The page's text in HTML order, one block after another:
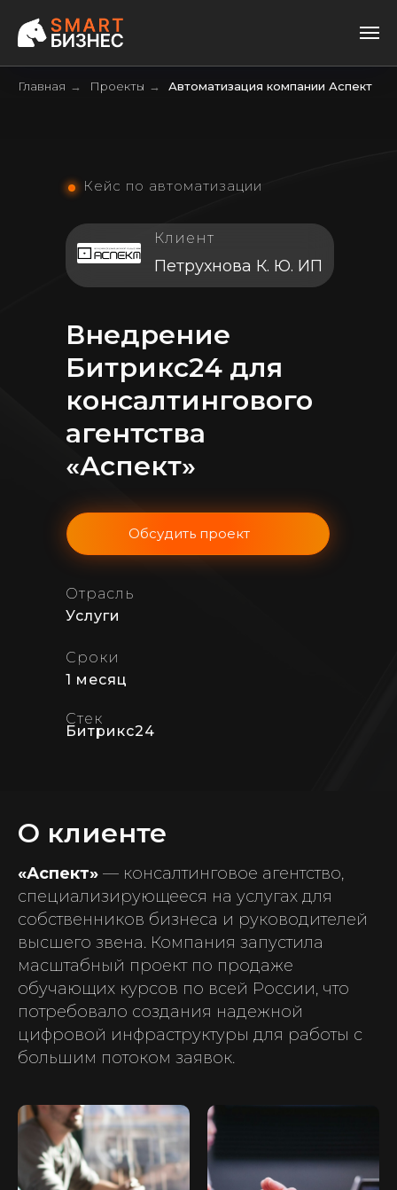
Главная → Проекты → Автоматизация компании Аспект
Отрасль
Услуги
Сроки
1 месяц
Стек
Битрикс24
Кейс по автоматизации
Обсудить проект
Внедрение
Битрикс24 для
консалтингового
агентства
«Аспект»
Клиент
Петрухнова К. Ю. ИП
О клиенте
«Аспект» — консалтинговое агентство,
специализирующееся на услугах для
собственников бизнеса и руководителей
высшего звена. Компания запустила
масштабный проект по продаже
обучающих курсов по всей России, что
потребовало создания надежной
цифровой инфраструктуры для работы с
большим потоком заявок.